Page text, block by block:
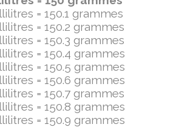
= 150.1 grammes
= 150.2 grammes
= 150.3 grammes
= 150.4 grammes
= 150.5 grammes
= 150.6 grammes
= 150.7 grammes
= 150.8 grammes
= 150.9 grammes